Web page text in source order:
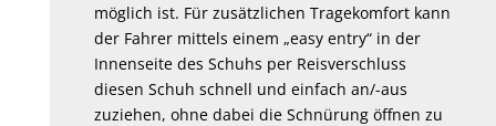
möglich ist. Für zusätzlichen Tragekomfort kann
der Fahrer mittels einem „easy entry“ in der
Innenseite des Schuhs per Reisverschluss
diesen Schuh schnell und einfach an/-aus
zuziehen, ohne dabei die Schnürung öffnen zu